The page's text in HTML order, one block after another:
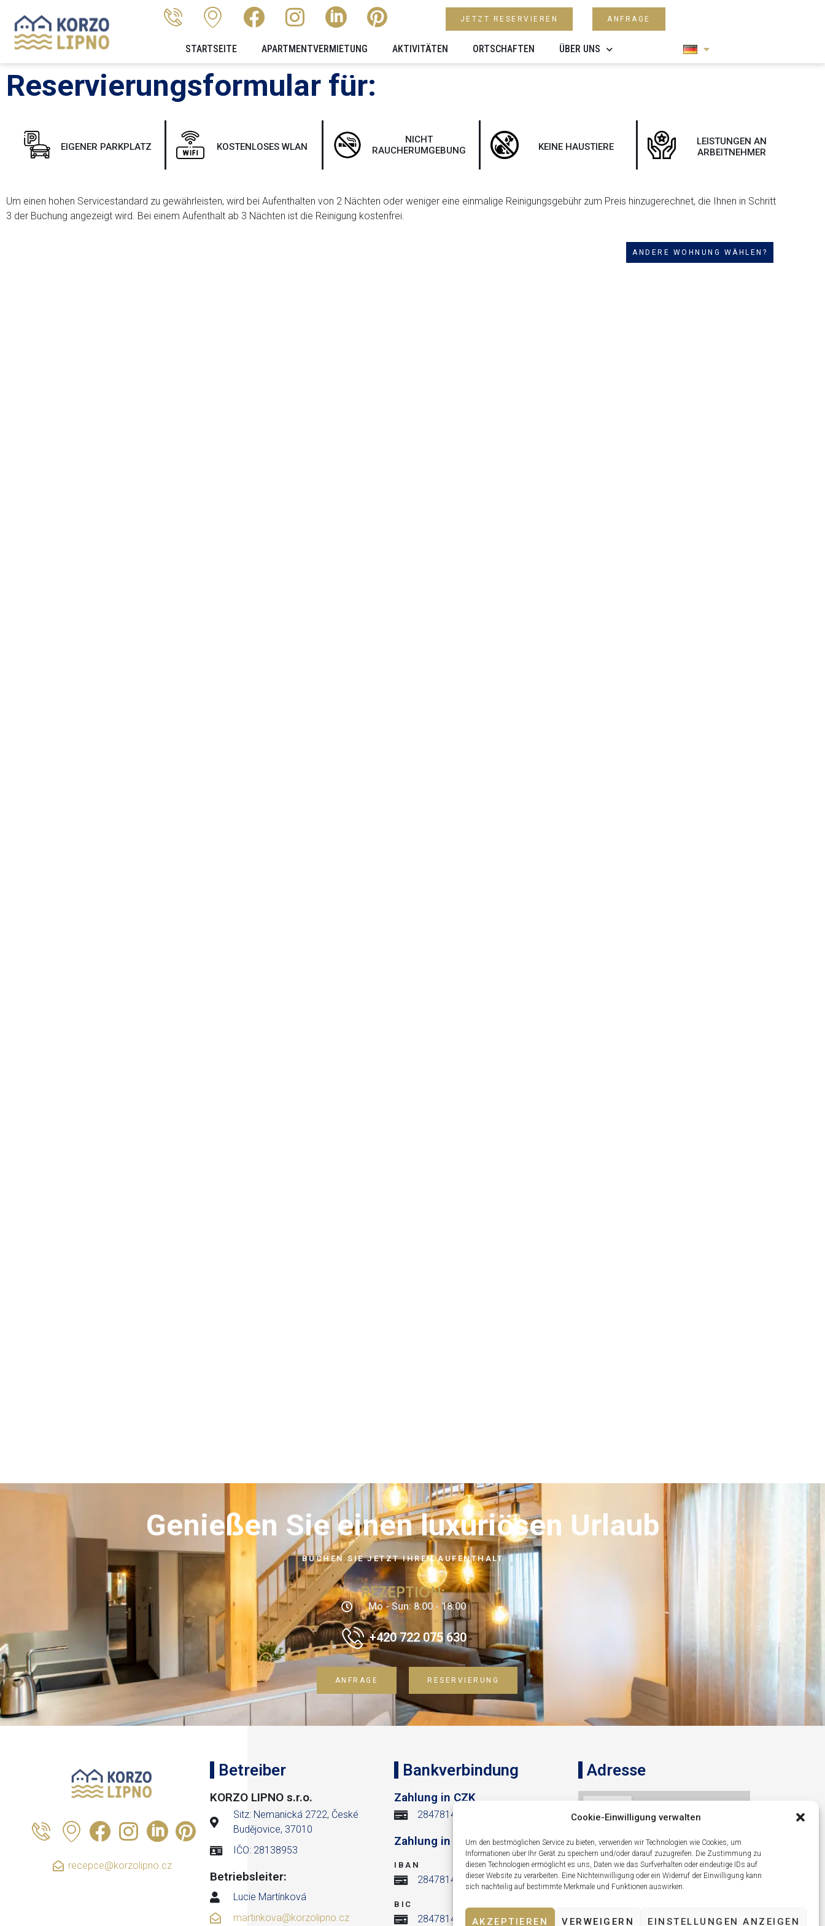
Cookie-Einwilligung verwalten
Um den bestmöglichen Service zu bieten, verwenden wir Technologien wie Cookies, um
Informationen über Ihr Gerät zu speichern und/oder darauf zuzugreifen. Die Zustimmung zu
diesen Technologien ermöglicht es uns, Daten wie das Surfverhalten oder eindeutige IDs auf
dieser Website zu verarbeiten. Eine Nichteinwilligung oder ein Widerruf der Einwilligung kann
sich nachteilig auf bestimmte Merkmale und Funktionen auswirken.
AKZEPTIEREN VERWEIGERN EINSTELLUNGEN ANZEIGEN
JETZT RESERVIEREN ANFRAGE
STARTSEITE APARTMENTVERMIETUNG AKTIVITÄTEN ORTSCHAFTEN ÜBER UNS
Reservierungsformular für:
EIGENER PARKPLATZ KOSTENLOSES WLAN
NICHT
RAUCHERUMGEBUNG
KEINE HAUSTIERE
LEISTUNGEN AN
ARBEITNEHMER
Um einen hohen Servicestandard zu gewährleisten, wird bei Aufenthalten von 2 Nächten oder weniger eine einmalige Reinigungsgebühr zum Preis hinzugerechnet, die Ihnen in Schritt
3 der Buchung angezeigt wird. Bei einem Aufenthalt ab 3 Nächten ist die Reinigung kostenfrei.
ANDERE WOHNUNG WÄHLEN?
Genießen Sie einen luxuriösen Urlaub
BUCHEN SIE JETZT IHREN AUFENTHALT
REZEPTION:
Mo - Sun: 8:00 - 18:00
+420 722 075 630
ANFRAGE RESERVIERUNG
recepce@korzolipno.cz
Betreiber
KORZO LIPNO s.r.o.
Sitz: Nemanická 2722, České
Budějovice, 37010
IČO: 28138953
Betriebsleiter:
Lucie Martínková
martinkova@korzolipno.cz
Bankverbindung
Zahlung in CZK
284781426/0300
Zahlung in EUR
IBAN
284781426/0300
BIC
284781426/0300
Adresse
Lipno nad Vltavou